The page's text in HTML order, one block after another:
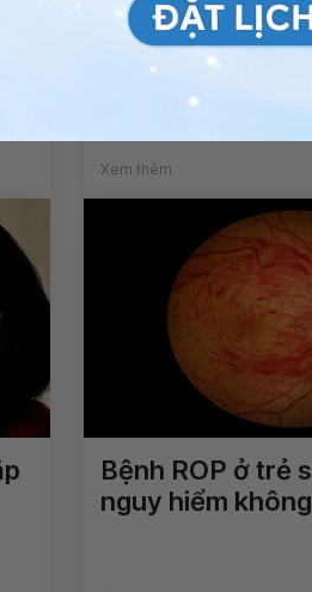
Tăng huyết áp
ngực: Vòng xoáy
Xem thêm
Bệnh ROP ở trẻ
nguy hiểm